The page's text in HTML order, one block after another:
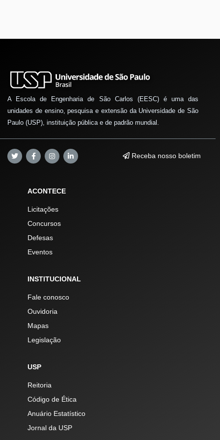
A Escola de Engenharia de São Carlos (EESC) é uma das
unidades de ensino, pesquisa e extensão da Universidade de São
Paulo (USP), instituição pública e de padrão mundial.
Receba nosso boletim
ACONTECE
Licitações
Concursos
Defesas
Eventos
INSTITUCIONAL
Fale conosco
Ouvidoria
Mapas
Legislação
USP
Reitoria
Código de Ética
Anuário Estatístico
Jornal da USP